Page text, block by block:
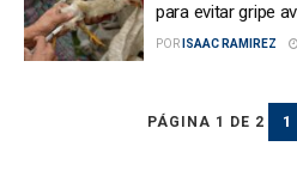
para evitar gripe
POR ISAAC RAMIREZ
PÁGINA 1 DE 2 1